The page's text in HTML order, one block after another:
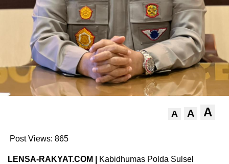
A A A
Post Views: 865
LENSA-RAKYAT.COM |
Kabidhumas Polda Sulsel